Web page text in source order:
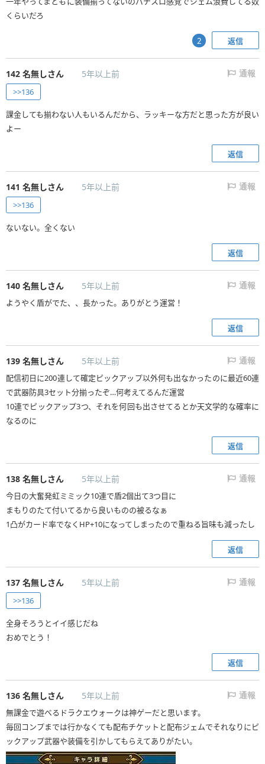
くらいだろ
返信
2
142 名無しさん 5年以上前 通報
>>136
課金しても揃わない人もいるんだから、ラッキーな方だと思った方が良い
よー
返信
141 名無しさん 5年以上前 通報
>>136
ないない。全くない
返信
140 名無しさん 5年以上前 通報
ようやく盾がでた、、長かった。ありがとう運営！
返信
139 名無しさん 5年以上前 通報
配信初日に200連して確定ピックアップ以外何も出なかったのに最近60連
で武器防具3セット分揃ったぞ…何考えてるんだ運営
10連でピックアップ3つ、それを何回も出させてるとか天文学的な確率に
なるのに
返信
138 名無しさん 5年以上前 通報
今日の大奮発虹ミミック10連で盾2個出て3つ目に
まもりのたて付いてるから良いものの被るなぁ
1凸がカード率でなくHP+10になってしまったので重ねる旨味も減ったし
返信
137 名無しさん 5年以上前 通報
>>136
全身そろうとイイ感じだね
おめでとう！
返信
136 名無しさん 5年以上前 通報
無課金で遊べるドラクエウォークは神ゲーだと思います。
毎回コンプまでは行かなくても配布チケットと配布ジェムでそれなりにピ
ックアップ武器や装備を引かしてもらえてありがたい。